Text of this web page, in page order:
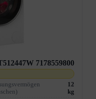
7178559800
12
kg